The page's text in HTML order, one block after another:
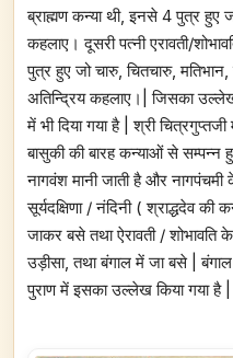
ब्राह्मण कन्या थी, इनसे 4 पुत्र हुए
कहलाए। दूसरी पत्नी एरावती/
पुत्र हुए जो चारु, चितचारु,
अतिन्द्रिय कहलाए।| जिसका उल्लेख
में भी दिया गया है | श्री चित्रगुप्तजी
बासुकी की बारह कन्याओं से
नागवंश मानी जाती है और नागपंचमी
सूर्यदक्षिणा / नंदिनी ( श्राद्धदेव
जाकर बसे तथा ऐरावती /
उड़ीसा, तथा बंगाल में जा बसे |
पुराण में इसका उल्लेख किया गया है |